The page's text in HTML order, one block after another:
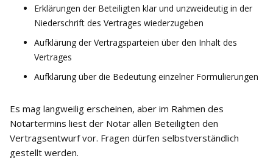
Erklärungen der Beteiligten klar und unzweideutig in der
Niederschrift des Vertrages wiederzugeben
Aufklärung der Vertragsparteien über den Inhalt des
Vertrages
Aufklärung über die Bedeutung einzelner Formulierungen
Es mag langweilig erscheinen, aber im Rahmen des
Notartermins liest der Notar allen Beteiligten den
Vertragsentwurf vor. Fragen dürfen selbstverständlich
gestellt werden.